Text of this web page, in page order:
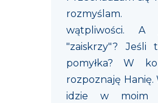
rozmyślam.
wątpliwości. A
"zaiskrzy"? Jeśli
pomyłka? W
rozpoznaję Hanię.
idzie w moim